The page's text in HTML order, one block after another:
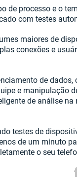
de processo e o
com testes
maiores de
conexões e
de dados,
e manipulação
de análise na
testes de
de um minuto
o seu